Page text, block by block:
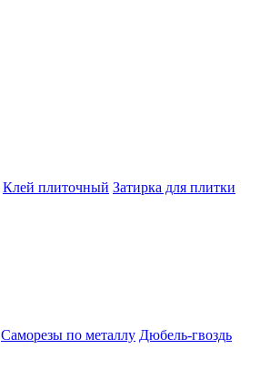
Клей плиточный Затирка для плитки
Саморезы по металлу Дюбель-гвоздь